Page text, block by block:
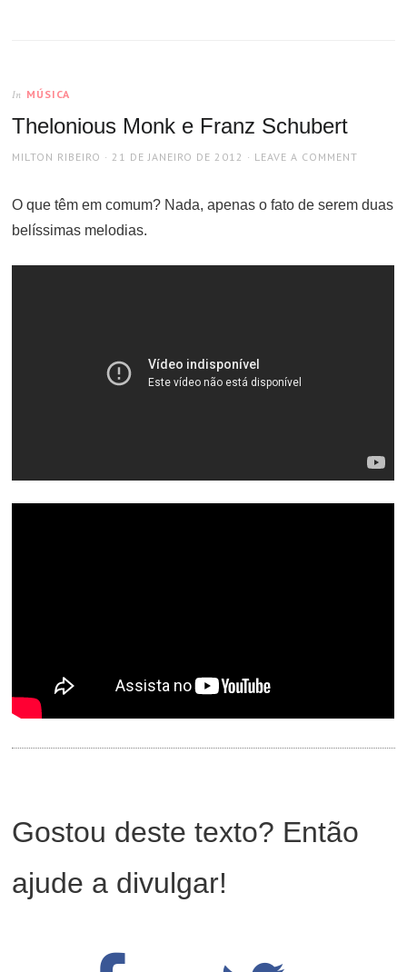
In MÚSICA
Thelonious Monk e Franz Schubert
AUTHOR
MILTON RIBEIRO
POSTED
21 DE JANEIRO DE 2012 LEAVE A COMMENT
O que têm em comum? Nada, apenas o fato de serem duas
belíssimas melodias.
Gostou deste texto? Então
ajude a divulgar!